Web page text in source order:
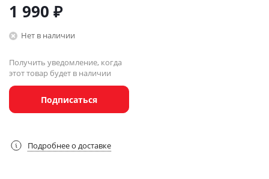
1 990 ₽
Нет в наличии
Получить уведомление, когда
этот товар будет в наличии
Подписаться
Подробнее о доставке